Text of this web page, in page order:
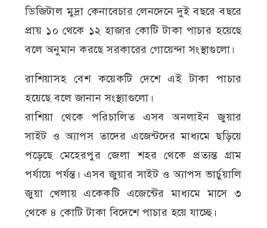
ডিজিটাল মুদ্রা কেনাবেচার লেনদেনে দুই বছরে বছরে
প্রায় ১০ থেকে ১২ হাজার কোটি টাকা পাচার হয়েছে
বলে অনুমান করছে সরকারের গোয়েন্দা সংস্থাগুলো।
রাশিয়াসহ বেশ কয়েকটি দেশে এই টাকা পাচার
হয়েছে বলে জানান সংস্থ্যাগুলো।
রাশিয়া থেকে পরিচালিত এসব অনলাইন জুয়ার
সাইট ও অ্যাপস তাদের এজেন্টদের মাধ্যমে ছড়িয়ে
পড়েছে মেহেরপুর জেলা শহর থেকে প্রত্যন্ত গ্রাম
পর্যায়ে পর্যন্ত। এসব জুয়ার সাইট ও অ্যাপস ভার্চুয়ালি
জুয়া খেলায় একেকটি এজেন্টের মাধ্যমে মাসে ৩
থেকে ৪ কোটি টাকা বিদেশে পাচার হয়ে যাচ্ছে।